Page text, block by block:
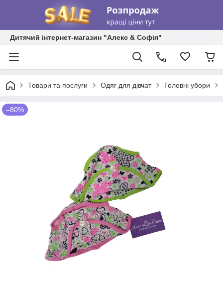
Дитячий інтернет-магазин "Алекс & Софія"
Товари та послуги Одяг для дівчат Головні убори
–80%